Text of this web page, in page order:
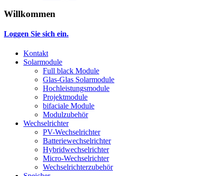
Willkommen
Loggen Sie sich ein.
Kontakt
Solarmodule
Full black Module
Glas-Glas Solarmodule
Hochleistungsmodule
Projektmodule
bifaciale Module
Modulzubehör
Wechselrichter
PV-Wechselrichter
Batteriewechselrichter
Hybridwechselrichter
Micro-Wechselrichter
Wechselrichterzubehör